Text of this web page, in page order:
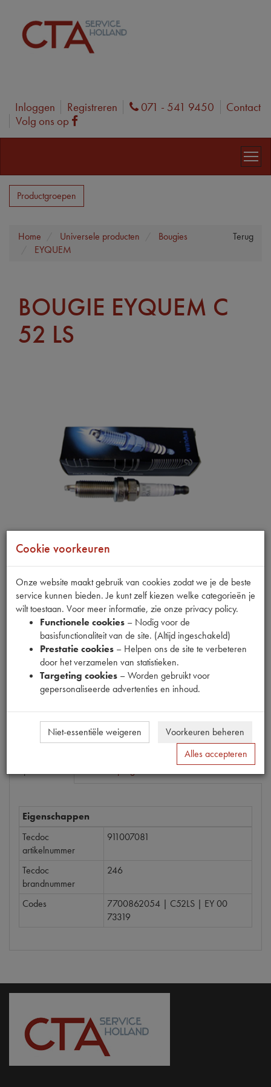
Inloggen Registreren Phone
071 - 541 9450
Contact
Volg ons op
Facebook
Productgroepen
Terug
Home Universele producten
Bougies
EYQUEM
BOUGIE EYQUEM C
52 LS
Fabrikant
EYQUEM
Productnummer
1420159
3 27 2,70 excl. btw
Eigenschappen
Tecdoc
artikelnummer
911007081
Tecdoc
brandnummer
246
Codes
7700862054 | C52LS | EY 00
73319
Cookie voorkeuren
Onze website maakt gebruik van cookies zodat we je de beste
service kunnen bieden. Je kunt zelf kiezen welke categorieën je
wilt toestaan. Voor meer informatie, zie onze privacy policy.
Functionele cookies – Nodig voor de
basisfunctionaliteit van de site. (Altijd ingeschakeld)
Prestatie cookies – Helpen ons de site te verbeteren
door het verzamelen van statistieken.
Targeting cookies – Worden gebruikt voor
gepersonaliseerde advertenties en inhoud.
Niet-essentiële weigeren
Voorkeuren beheren
Alles accepteren